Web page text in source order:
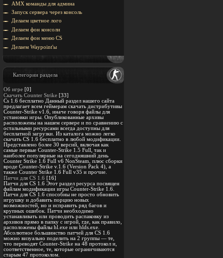
AMX команды для админа
Запуск сервера через консоль
Делаем цветное лого
Делаем фон консоли
Делаем фон меню CS
Делаем Waypoint'ы
Категории раздела
Об игре [0]
Скачать Counter Strike [33]
Cs 1.6 бесплатно Данный раздел нашего сайта
предлагает всем геймерам скачать дистрибутивы
Counter-Strike v1.6, иначе говоря файлы для
установки игры. Опубликованные архивы
расположены на нашем сервере и по сравнению с
остальными ресурсами всегда доступны для
бесплатной загрузки. Из каталога можно легко
скачать CS 1.6 бесплатно в любой модификации.
Представлено более 30 версий, включая как
самые первые Counter-Strike 1.5 Full, так и
наиболее популярные на сегодняшний день
Counter Strike 1.6 Full v6 NonSteam, плюс сборки
вроде Counter-Strike v.1.6 (Version Pack 4), а
также Counter Strike 1.6 Full v35 и прочие.
Патчи для CS 1.6 [16]
Патчи для CS 1.6 Этот раздел ресурса посвящен
файлам модификации игры Counter-Strike 1.6.
Патчи для CS 1.6 способны не просто обновить
игрушку и добавить порцию новых
возможностей, но и исправить ряд багов и
крупных ошибок. Патчи необходимо
устанавливать или проводить распаковку из
архивов прямо в папку с игрой, где, как правило,
расположены файлы hl.exe или hlds.exe.
Абсолютное большинство патчей для CS 1.6
можно визуально поделить на 2 группы — те,
что переводят Counter-Strike на 48 протокол и,
соответственное, те, которые ограничиваются
старым 47 протоколом.